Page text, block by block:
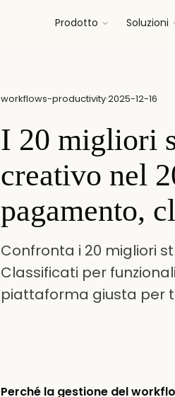
Prodotto Soluzioni
workflows-productivity·2025-12-16
I 20 migliori
creativo nel
pagamento,
Confronta i 20 migliori
Classificati per
piattaforma giusta per
Perché la gestione del